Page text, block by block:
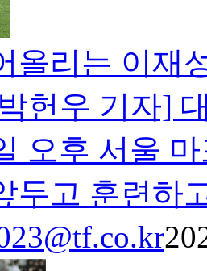
올리는 이재
헌우 기자]
오후 서울
두고 훈련하